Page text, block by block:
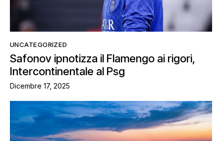
UNCATEGORIZED
Safonov ipnotizza il Flamengo ai rigori,
Intercontinentale al Psg
Dicembre 17, 2025